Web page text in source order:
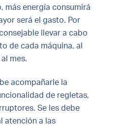
más energía consumirá
será el gasto. Por
llevar a cabo
de cada máquina, al
mes.
acompañarle la
de regletas,
Se les debe
atención a las